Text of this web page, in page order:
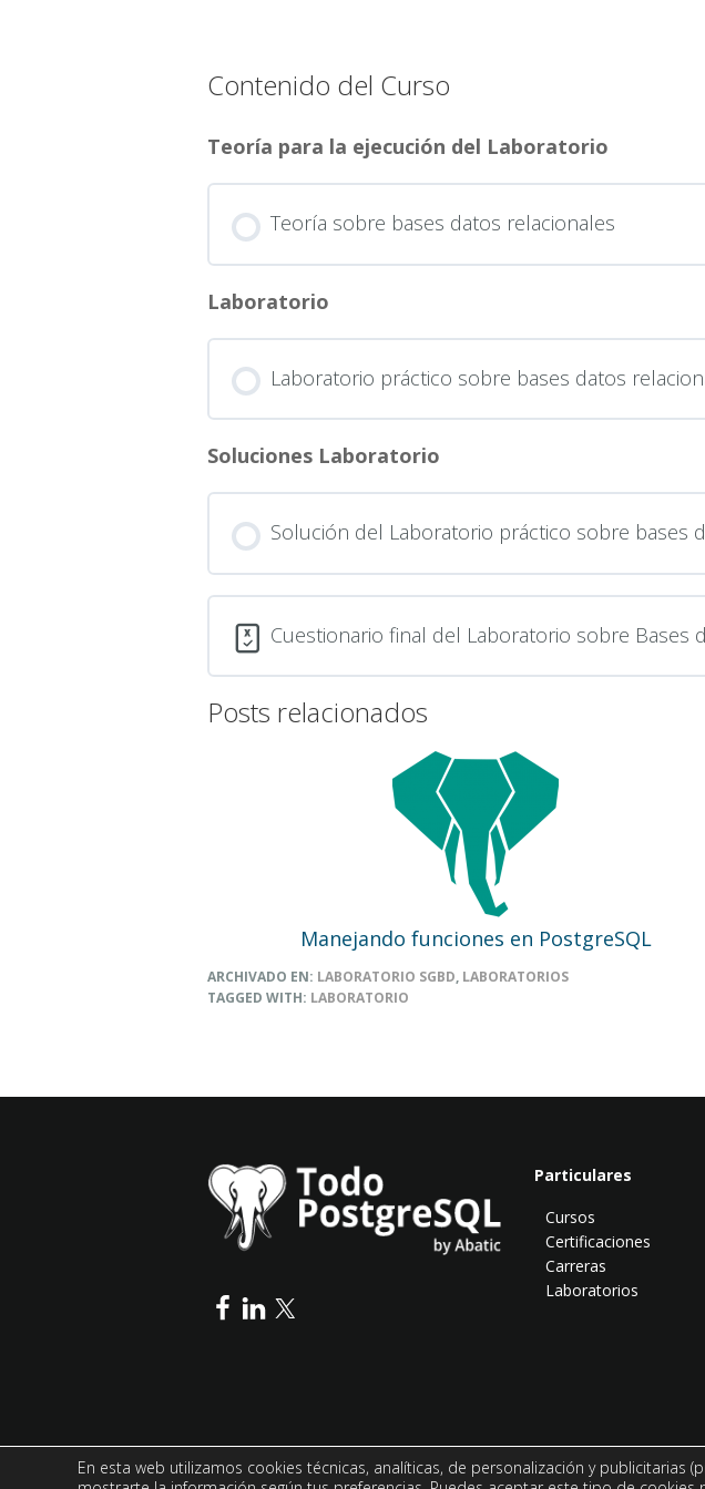
Contenido del Curso
Teoría para la ejecución del Laboratorio
Teoría sobre bases datos relacionales
Laboratorio
Laboratorio práctico sobre bases datos
Soluciones Laboratorio
Solución del Laboratorio práctico sobre bases
Cuestionario final del Laboratorio sobre Bases
Posts relacionados
Manejando funciones en PostgreSQL
ARCHIVADO EN: LABORATORIO SGBD, LABORATORIOS
TAGGED WITH: LABORATORIO
Particulares
Cursos
Certificaciones
Carreras
Laboratorios
© Todo PostgreSQL es una
Todos
En esta web utilizamos cookies técnicas, analíticas, de personalización y publicitarias